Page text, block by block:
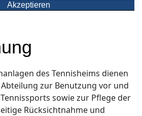
Akzeptieren
des Tennisheims dienen
zur Benutzung vor und
sowie zur Pflege der
Rücksichtnahme und